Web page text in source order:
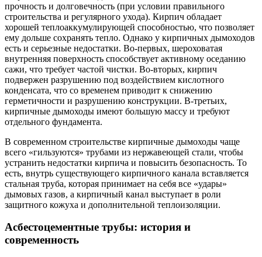
прочность и долговечность (при условии правильного
строительства и регулярного ухода). Кирпич обладает
хорошей теплоаккумулирующей способностью, что позволяет
ему дольше сохранять тепло. Однако у кирпичных дымоходов
есть и серьезные недостатки. Во-первых, шероховатая
внутренняя поверхность способствует активному оседанию
сажи, что требует частой чистки. Во-вторых, кирпич
подвержен разрушению под воздействием кислотного
конденсата, что со временем приводит к снижению
герметичности и разрушению конструкции. В-третьих,
кирпичные дымоходы имеют большую массу и требуют
отдельного фундамента.
В современном строительстве кирпичные дымоходы чаще
всего «гильзуются» трубами из нержавеющей стали, чтобы
устранить недостатки кирпича и повысить безопасность. То
есть, внутрь существующего кирпичного канала вставляется
стальная труба, которая принимает на себя все «удары»
дымовых газов, а кирпичный канал выступает в роли
защитного кожуха и дополнительной теплоизоляции.
Асбестоцементные трубы: история и
современность